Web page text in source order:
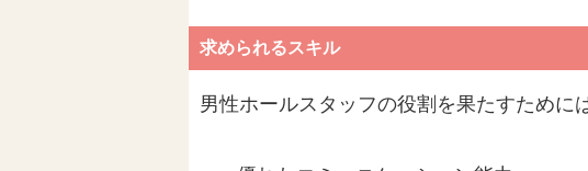
求められるスキル
男性ホールスタッフの役割を果たすために